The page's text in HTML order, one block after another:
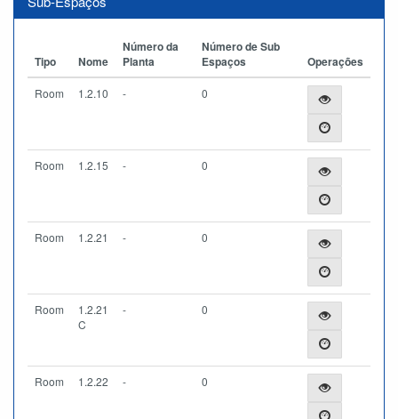
Tipo Nome
Número da
Planta
Número de Sub
Espaços
Operações
Room 1.2.10 - 0
Room 1.2.15 - 0
Room 1.2.21 - 0
Room
1.2.21
C
- 0
Room 1.2.22 - 0